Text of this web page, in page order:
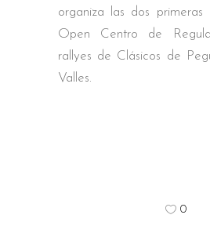
organiza las dos primeras
Open Centro de
rallyes de Clásicos de
Valles.
0